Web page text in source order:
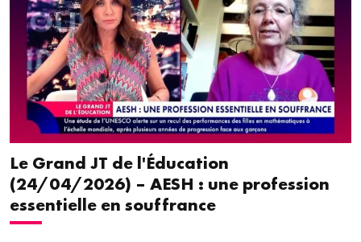
Le Grand JT de l'Éducation
(24/04/2026) – AESH : une profession
essentielle en souffrance